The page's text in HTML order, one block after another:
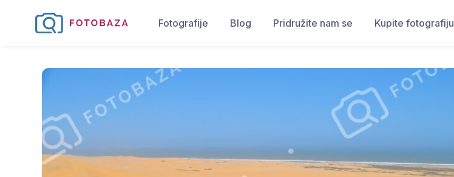
Fotografije Blog Pridružite nam se Kupite fotografiju